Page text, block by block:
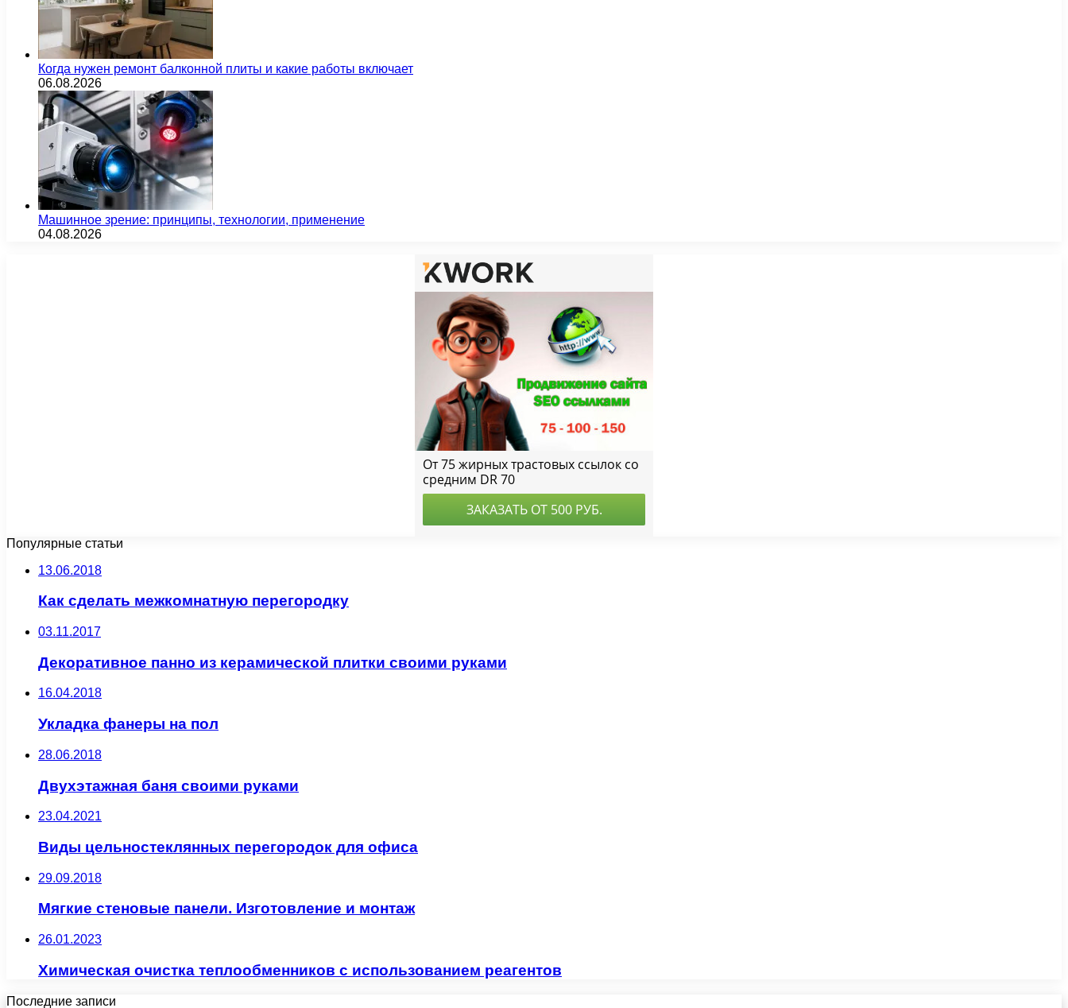
Когда нужен ремонт балконной плиты и какие работы включает
06.08.2026
Машинное зрение: принципы, технологии, применение
04.08.2026
Популярные статьи
13.06.2018
Как сделать межкомнатную перегородку
03.11.2017
Декоративное панно из керамической плитки своими руками
16.04.2018
Укладка фанеры на пол
28.06.2018
Двухэтажная баня своими руками
23.04.2021
Виды цельностеклянных перегородок для офиса
29.09.2018
Мягкие стеновые панели. Изготовление и монтаж
26.01.2023
Химическая очистка теплообменников с использованием реагентов
Последние записи